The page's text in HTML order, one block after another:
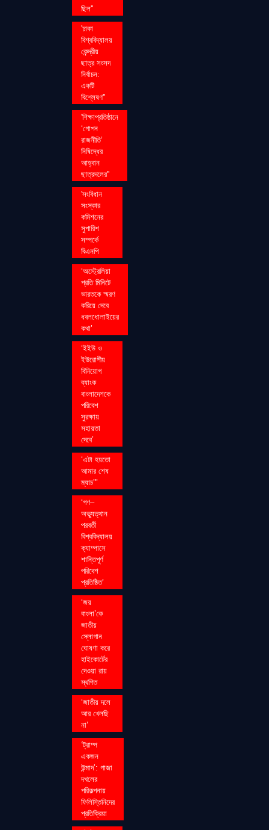
ছিল''
'ঢাকা
বিশ্ববিদ্যালয়
কেন্দ্রীয়
ছাত্র সংসদ
নির্বাচন:
একটি
বিশ্লেষণ''
'শিক্ষাপ্রতিষ্ঠানে
‘গোপন
রাজনীতি’
নিষিদ্ধের
আহ্বান
ছাত্রদলের''
'সংবিধান
সংস্কার
কমিশনের
সুপারিশ
সম্পর্কে
বিএনপি
‘অস্ট্রেলিয়া
প্রতি মিনিটে
ভারতকে স্মরণ
করিয়ে দেবে
ধবলধোলাইয়ের
কথা’
‘ইইউ ও
ইউরোপীয়
বিনিয়োগ
ব্যাংক
বাংলাদেশকে
পরিবেশ
সুরক্ষায়
সহায়তা
দেবে’
‘এটা হয়তো
আমার শেষ
ম্যাচ’"
‘গণ–
অভ্যুত্থান
পরবর্তী
বিশ্ববিদ্যালয়
ক্যাম্পাসে
শান্তিপূর্ণ
পরিবেশ
প্রতিষ্ঠিত’
‘জয়
বাংলা’কে
জাতীয়
স্লোগান
ঘোষণা করে
হাইকোর্টের
দেওয়া রায়
স্থগিত
‘জাতীয় দলে
আর খেলছি
না’
‘ট্রাম্প
একজন
উন্মাদ’: গাজা
দখলের
পরিকল্পনায়
ফিলিস্তিনিদের
প্রতিক্রিয়া